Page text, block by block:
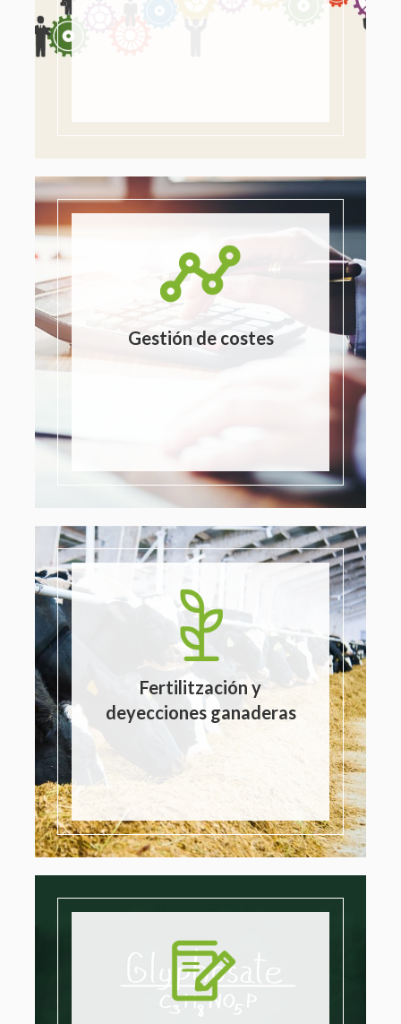
Gestión de costes
Fertilitzación y
deyecciones ganaderas